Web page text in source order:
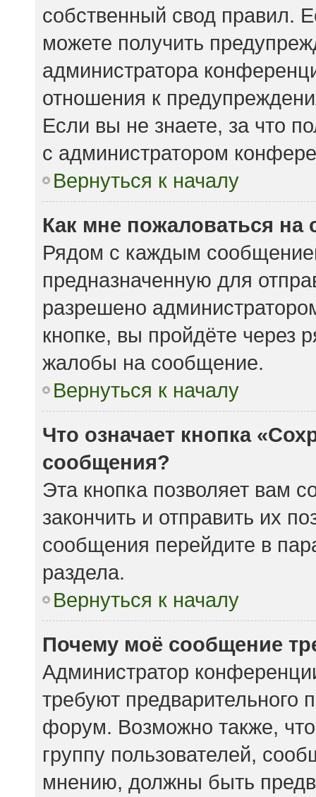
собственный свод правил.
можете получить
администратора
отношения к
Если вы не знаете, за что
с администратором
Вернуться к началу
Как мне пожаловаться
Рядом с каждым
предназначенную для
разрешено
кнопке, вы пройдёте через
жалобы на сообщение.
Вернуться к началу
Что означает кнопка
сообщения?
Эта кнопка позволяет вам
закончить и отправить их
сообщения перейдите в
раздела.
Вернуться к началу
Почему моё сообщение
Администратор
требуют предварительного
форум. Возможно также,
группу пользователей,
мнению, должны быть